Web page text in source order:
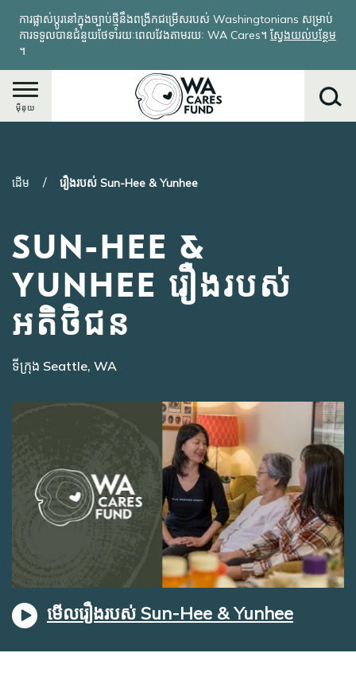
មាតិកា​
សំខាន់​
ការផ្លាស់ប្តូរនៅក្នុងច្បាប់ថ្មីនឹងពង្រីកជម្រើសរបស់ Washingtonians សម្រាប់
ការទទួលបានជំនួយថែទាំរយៈពេលវែងតាមរយៈ WA Cares។ ស្វែងយល់បន្ថែម
។
ម៉ឺនុយ
ដើម រឿងរបស់ Sun-Hee & Yunhee
SUN-HEE &
YUNHEE រឿងរបស់
អតិថិជន
ទីក្រុង Seattle, WA
មើលរឿងរបស់ Sun-Hee & Yunhee